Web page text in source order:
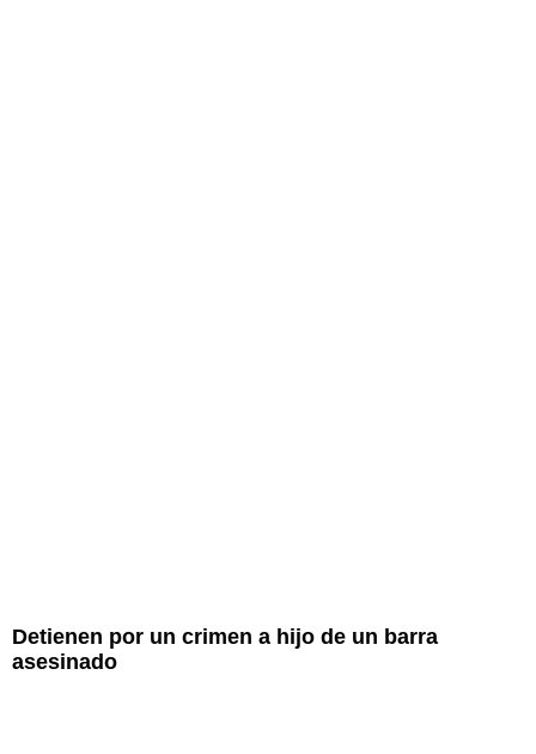
Detienen por un crimen a hijo de un barra
asesinado